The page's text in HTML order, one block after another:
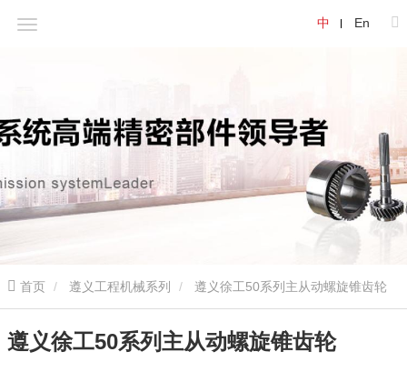
中 En
首页 遵义工程机械系列 遵义徐工50系列主从动螺旋锥齿轮
遵义徐工50系列主从动螺旋锥齿轮